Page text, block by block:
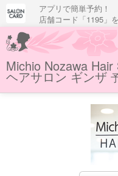
アプリで簡単予約！
店舗コード「1195」
Michio Nozawa
ヘアサロン ギンザ